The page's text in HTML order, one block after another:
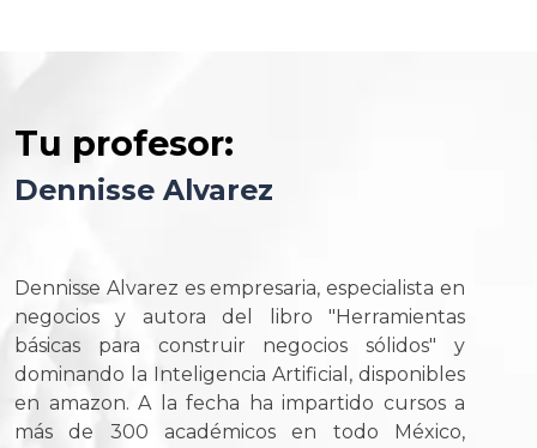
Tu profesor:
Dennisse Alvarez
Dennisse Alvarez es empresaria, especialista en
negocios y autora del libro "Herramientas
básicas para construir negocios sólidos" y
dominando la Inteligencia Artificial, disponibles
en amazon. A la fecha ha impartido cursos a
más de 300 académicos en todo México,